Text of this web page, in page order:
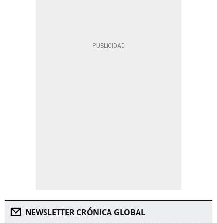
NEWSLETTER CRÓNICA GLOBAL